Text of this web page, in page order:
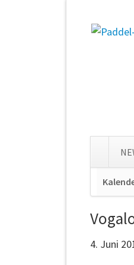
4. Juni